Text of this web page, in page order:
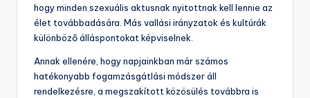
hogy minden szexuális aktusnak nyitottnak kell lennie az
élet továbbadására. Más vallási irányzatok és kultúrák
különböző álláspontokat képviselnek.
Annak ellenére, hogy napjainkban már számos
hatékonyabb fogamzásgátlási módszer áll
rendelkezésre, a megszakított közösülés továbbra is